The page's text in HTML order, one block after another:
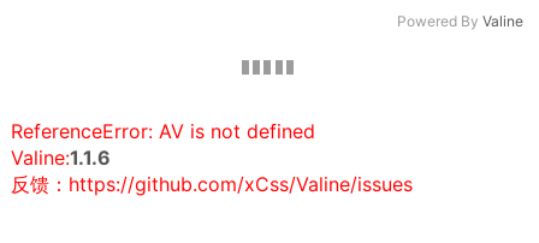
Powered By Valine
ReferenceError: AV is not defined
Valine:1.1.6
反馈：https://github.com/xCss/Valine/issues